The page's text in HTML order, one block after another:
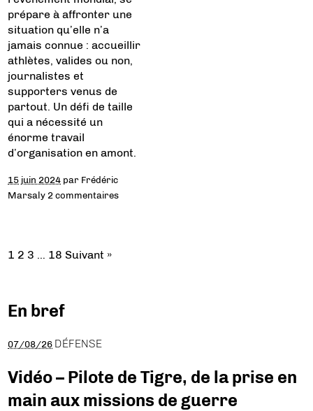
prépare à affronter une
situation qu’elle n’a
jamais connue : accueillir
athlètes, valides ou non,
journalistes et
supporters venus de
partout. Un défi de taille
qui a nécessité un
énorme travail
d’organisation en amont.
15 juin 2024 par Frédéric
Marsaly 2 commentaires
1 2 3 … 18 Suivant »
En bref
07/08/26 DÉFENSE
Vidéo – Pilote de Tigre, de la prise en
main aux missions de guerre